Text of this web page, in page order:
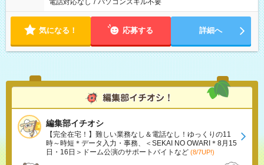
電話対応なし / パソコンスキル不要
気になる！ 応募する 詳細へ
編集部イチオシ
【完全在宅！】難しい業務なし＆電話なし！ゆっくりの11
時～時短＊データ入力・事務、＜SEKAI NO OWARI＊8月15
日・16日＞ドーム公演のサポートバイトなど (8/7UP!)